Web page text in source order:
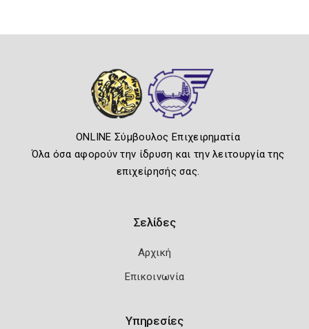
ONLINE Σύμβουλος Επιχειρηματία
Όλα όσα αφορούν την ίδρυση και την λειτουργία της
επιχείρησής σας.
Σελίδες
Αρχική
Επικοινωνία
Υπηρεσίες